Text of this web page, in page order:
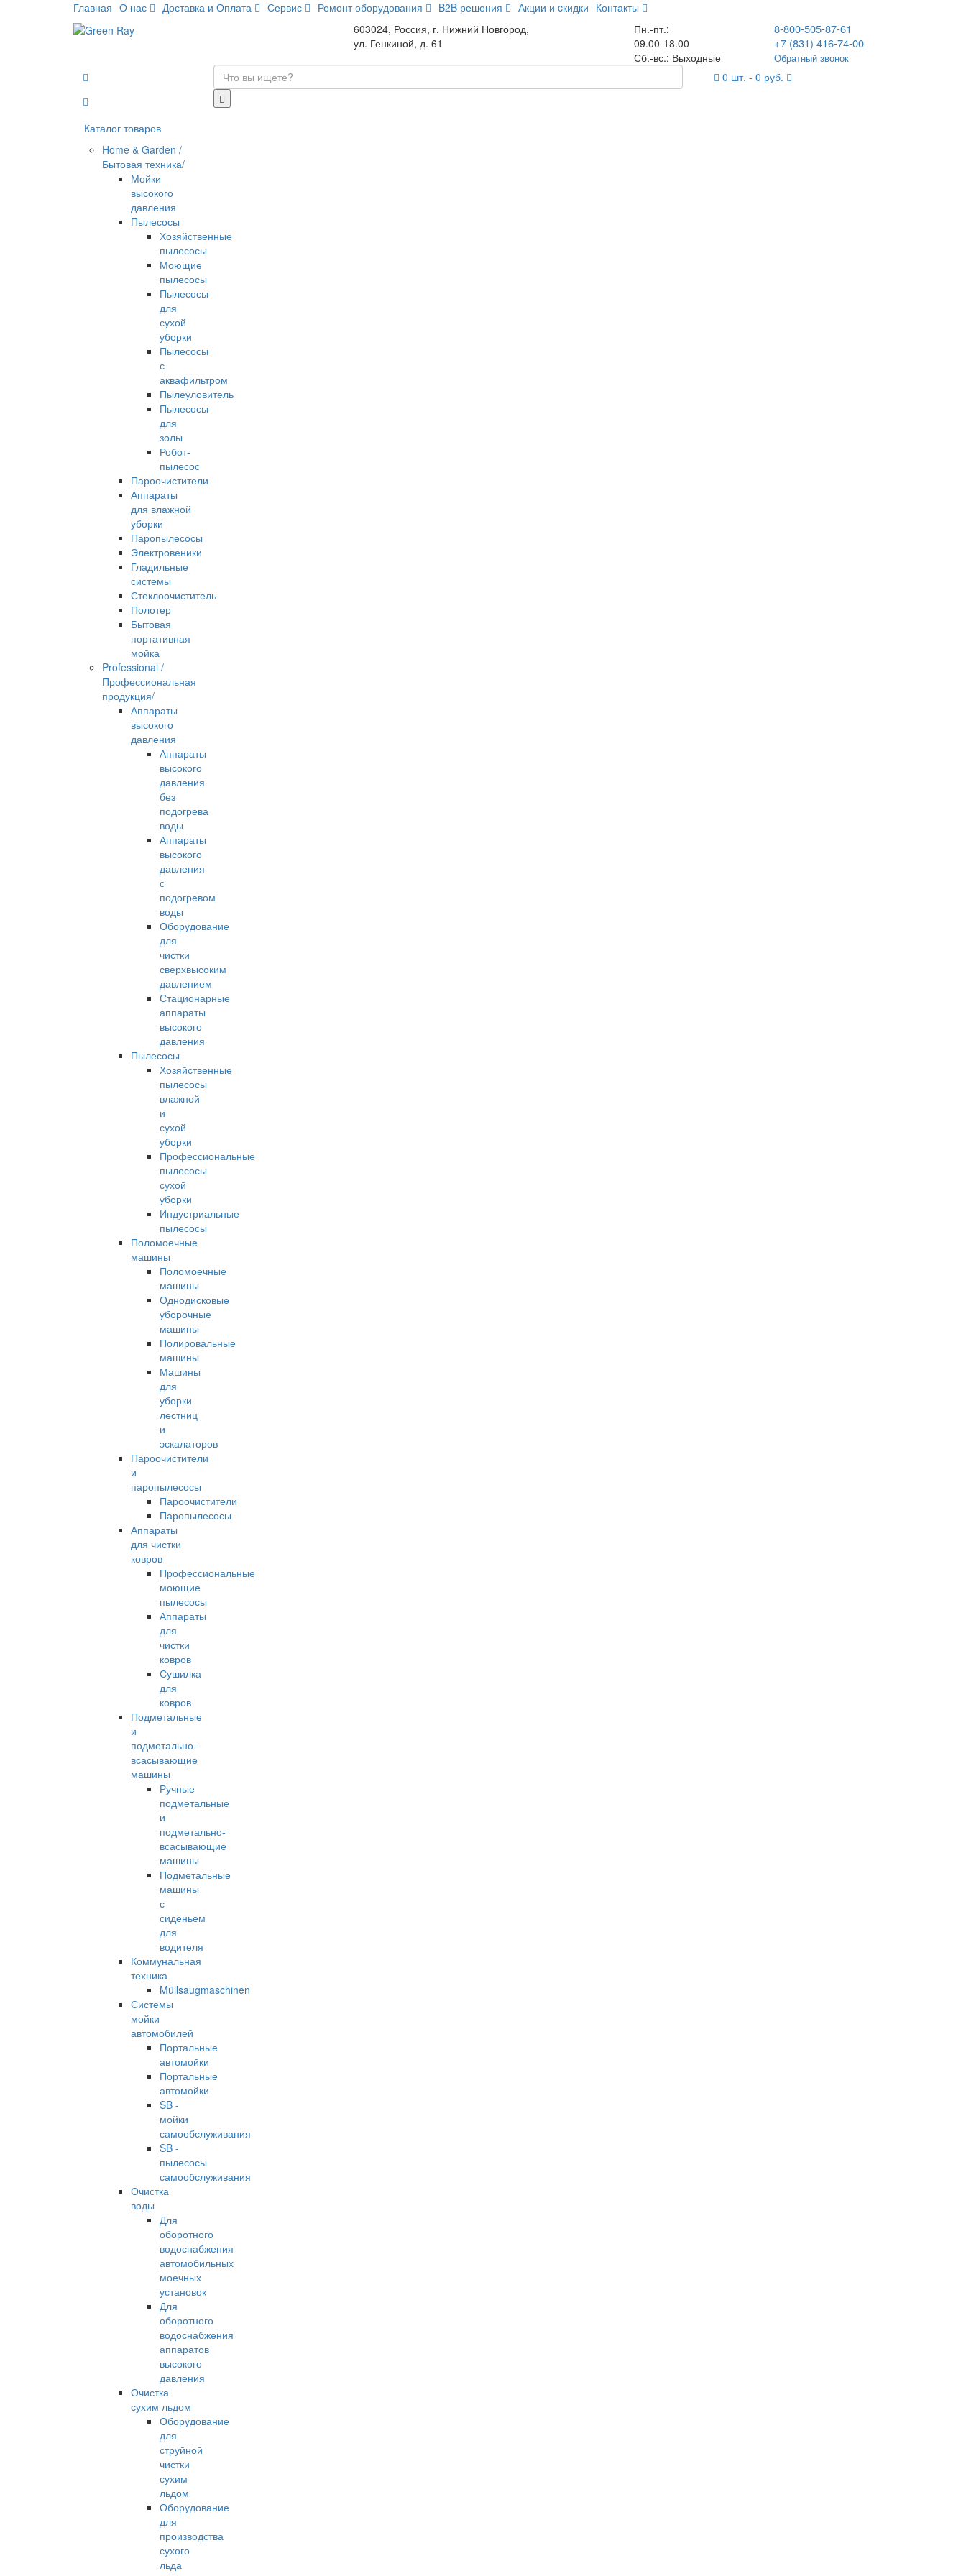
Главная О нас Доставка и Оплата Сервис Ремонт оборудования B2B решения Акции и cкидки Контакты
603024, Россия, г. Нижний Новгород,
ул. Генкиной, д. 61
Пн.-пт.:
09.00-18.00
Сб.-вс.: Выходные
8-800-505-87-61
+7 (831) 416-74-00
Обратный звонок
Каталог товаров
Home & Garden /
Бытовая техника/
Мойки
высокого
давления
Пылесосы
Хозяйственные
пылесосы
Моющие
пылесосы
Пылесосы
для
сухой
уборки
Пылесосы
с
аквафильтром
Пылеуловитель
Пылесосы
для
золы
Робот-
пылесос
Пароочистители
Аппараты
для влажной
уборки
Паропылесосы
Электровеники
Гладильные
системы
Стеклоочиститель
Полотер
Бытовая
портативная
мойка
Professional /
Профессиональная
продукция/
Аппараты
высокого
давления
Аппараты
высокого
давления
без
подогрева
воды
Аппараты
высокого
давления
с
подогревом
воды
Оборудование
для
чистки
сверхвысоким
давлением
Стационарные
аппараты
высокого
давления
Пылесосы
Хозяйственные
пылесосы
влажной
и
сухой
уборки
Профессиональные
пылесосы
сухой
уборки
Индустриальные
пылесосы
Поломоечные
машины
Поломоечные
машины
Однодисковые
уборочные
машины
Полировальные
машины
Машины
для
уборки
лестниц
и
эскалаторов
Пароочистители
и
паропылесосы
Пароочистители
Паропылесосы
Аппараты
для чистки
ковров
Профессиональные
моющие
пылесосы
Аппараты
для
чистки
ковров
Сушилка
для
ковров
Подметальные
и
подметально-
всасывающие
машины
Ручные
подметальные
и
подметально-
всасывающие
машины
Подметальные
машины
с
сиденьем
для
водителя
Коммунальная
техника
Müllsaugmaschinen
Системы
мойки
автомобилей
Портальные
автомойки
Портальные
автомойки
SB -
мойки
самообслуживания
SB -
пылесосы
самообслуживания
Очистка
воды
Для
оборотного
водоснабжения
автомобильных
моечных
установок
Для
оборотного
водоснабжения
аппаратов
высокого
давления
Очистка
сухим льдом
Оборудование
для
струйной
чистки
сухим
льдом
Оборудование
для
производства
сухого
льда
0 шт. - 0 руб.